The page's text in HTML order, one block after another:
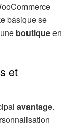
basique se
boutiqueen
et
avantage.